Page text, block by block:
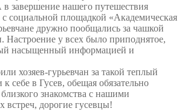
завершение нашего путешествия
с социальной площадкой «Академическая
дружно пообщались за чашкой
Настроение у всех было приподнятое,
насыщенный информацией и
хозяев-гурьевчан за такой теплый
себе в Гусев, обещая обязательно
знакомства с нашими
встреч, дорогие гусевцы!